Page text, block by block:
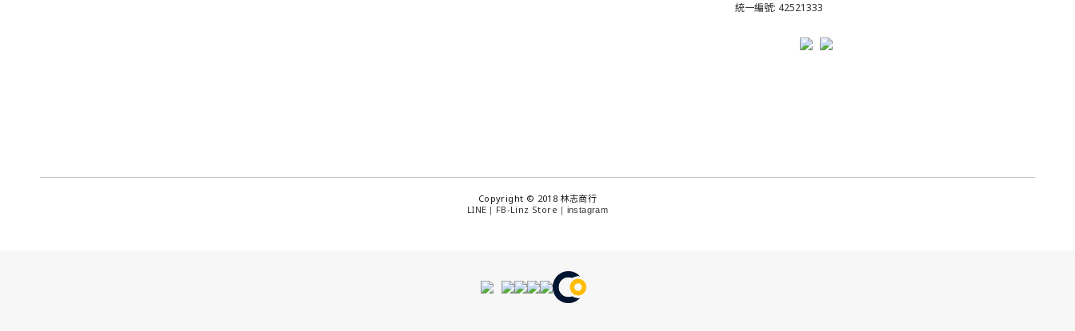
統一編號: 42521333
Copyright © 2018 林志商行
LINE ｜ FB-Linz Store ｜ instagram